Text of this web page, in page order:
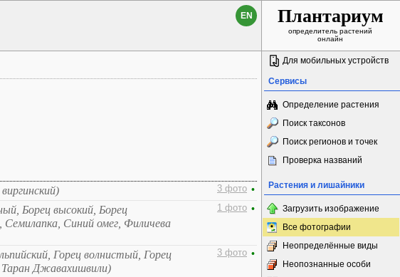
EN Плантариум
определитель растений
онлайн
3 фото •
Борец высокий, Борец
Синий омег, Филичева
1 фото •
Горец волнистый, Горец
Джавахишвили)
3 фото •
Для мобильных устройств
Сервисы
Определение растения
Поиск таксонов
Поиск регионов и точек
Проверка названий
Растения и лишайники
Загрузить изображение
Все фотографии
Неопределённые виды
Неопознанные особи